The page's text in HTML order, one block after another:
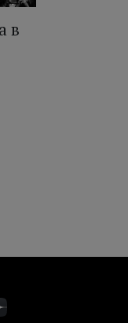
в